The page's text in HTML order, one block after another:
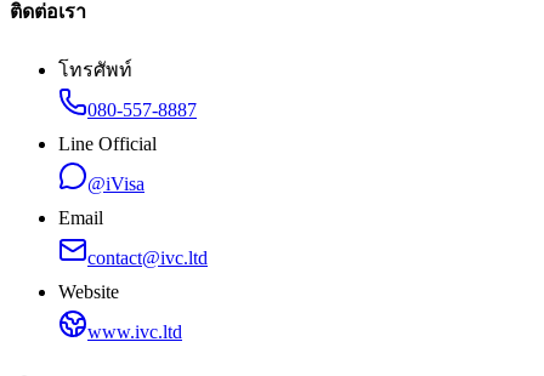
ติดต่อเรา
โทรศัพท์
080-557-8887
Line Official
@iVisa
Email
contact@ivc.ltd
Website
www.ivc.ltd